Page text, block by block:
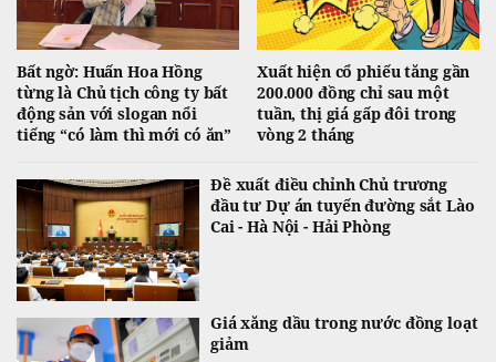
Bất ngờ: Huấn Hoa Hồng
từng là Chủ tịch công ty bất
động sản với slogan nổi
tiếng “có làm thì mới có ăn”
Xuất hiện cổ phiếu tăng gần
200.000 đồng chỉ sau một
tuần, thị giá gấp đôi trong
vòng 2 tháng
Đề xuất điều chỉnh Chủ trương
đầu tư Dự án tuyến đường sắt Lào
Cai - Hà Nội - Hải Phòng
Giá xăng dầu trong nước đồng loạt
giảm